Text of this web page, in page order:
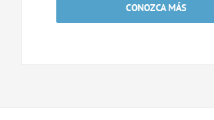
CONOZCA MÁS